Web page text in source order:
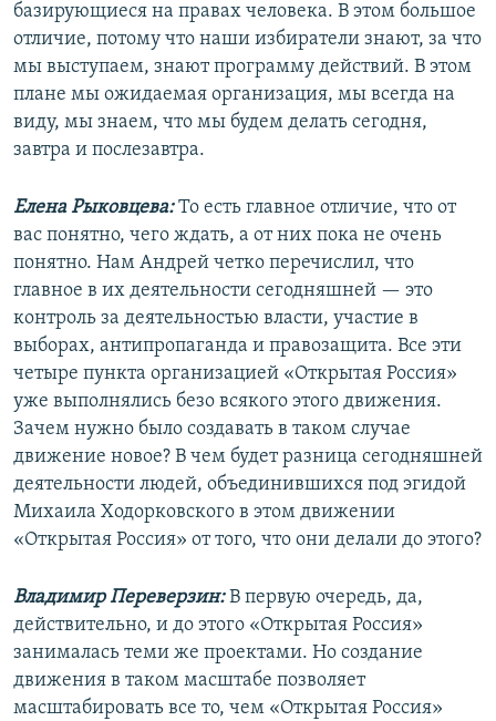
базирующиеся на правах человека. В этом большое
отличие, потому что наши избиратели знают, за что
мы выступаем, знают программу действий. В этом
плане мы ожидаемая организация, мы всегда на
виду, мы знаем, что мы будем делать сегодня,
завтра и послезавтра.
Елена Рыковцева:То есть главное отличие, что от
вас понятно, чего ждать, а от них пока не очень
понятно. Нам Андрей четко перечислил, что
главное в их деятельности сегодняшней — это
контроль за деятельностью власти, участие в
выборах, антипропаганда и правозащита. Все эти
четыре пункта организацией «Открытая Россия»
уже выполнялись безо всякого этого движения.
Зачем нужно было создавать в таком случае
движение новое? В чем будет разница сегодняшней
деятельности людей, объединившихся под эгидой
Михаила Ходорковского в этом движении
«Открытая Россия» от того, что они делали до этого?
Владимир Переверзин:В первую очередь, да,
действительно, и до этого «Открытая Россия»
занималась теми же проектами. Но создание
движения в таком масштабе позволяет
масштабировать все то, чем «Открытая Россия»